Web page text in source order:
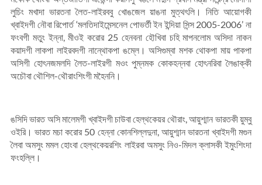
লুচিং মখাদা ভারতনা লৈত-লাইরববু খোঙজেল য়াঙনা মুত্থৎলি। নিতি আয়োগকী
খ্বাইদগী নৌবা রিপোর্ত ‘মলতিদাইমেন্সনেল পোভর্তী ইন ইন্দিয়া সিন্স 2005-2006’ না
ফংবগী মতুং ইন্না, মীওই করোর 25 হেনবনা হৌখিবা চহি মাপনলোম অসিদা নাকন
কয়াদগী লাকপা লাইরবদগী নান্থোকপা ঙম্লে। অসিগুম্বা মশক থোকপা মায় পাকপা
অসিগী হোৎনজমলদি লৈত-লাইরগী মওং পুম্নমক কোকহন্নবা হোৎনরিবা লৈঙাক্কী
অচৌবা থৌশিল-থৌরাংশিংগী মহৈননি।
ঙসিদি ভারত অসি মালেমগী খ্বাইদগী চাউবা হেল্থকেয়র থৌরাং, আয়ুশ্মান ভারতকী য়ুম্বু
ওইরি। ভারত মচা করোর 50 হেন্না কোনশিল্লদুনা, আয়ুশ্মান ভারতনা খ্বাইদগী মগুন
লৈবা অমসুং মমল হোংবা হেল্থকেয়রশিং লাইরবা অমসুং নিও-মিদল ক্লাসকী ইমুংশিংদা
ফংহল্লি।